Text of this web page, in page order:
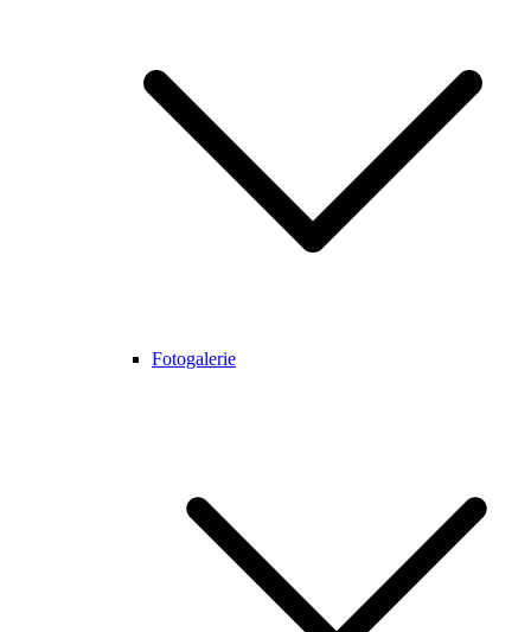
Fotogalerie